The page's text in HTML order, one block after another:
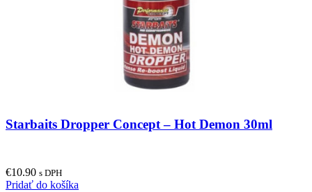
Starbaits Dropper Concept – Hot Demon 30ml
€10.90 s DPH
Pridať do košíka